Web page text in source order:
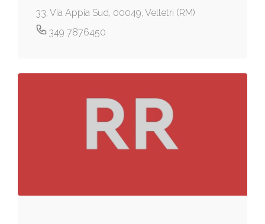
33, Via Appia Sud, 00049, Velletri (RM)
349 7876450